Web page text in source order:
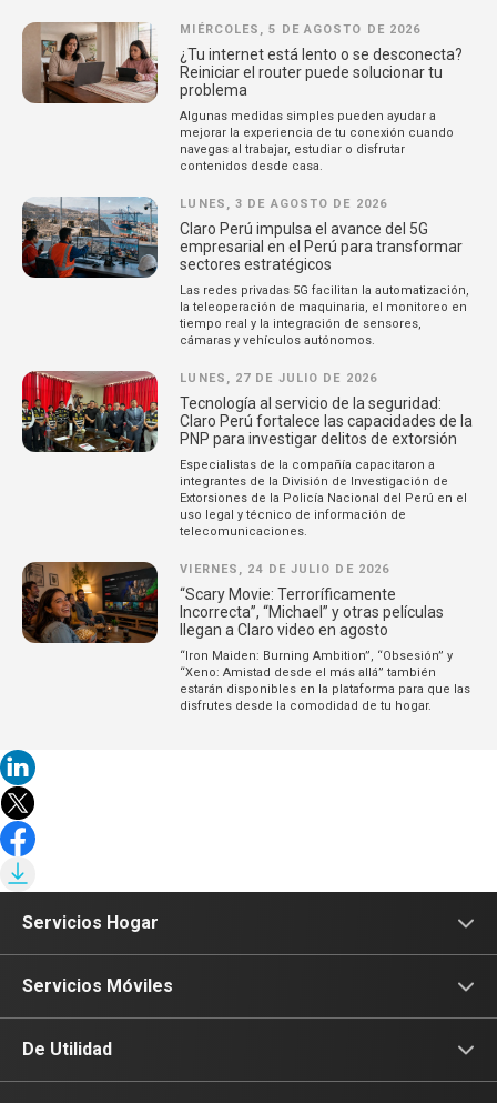
MIÉRCOLES, 5 DE AGOSTO DE 2026
¿Tu internet está lento o se desconecta?
Reiniciar el router puede solucionar tu
problema
Algunas medidas simples pueden ayudar a
mejorar la experiencia de tu conexión cuando
navegas al trabajar, estudiar o disfrutar
contenidos desde casa.
LUNES, 3 DE AGOSTO DE 2026
Claro Perú impulsa el avance del 5G
empresarial en el Perú para transformar
sectores estratégicos
Las redes privadas 5G facilitan la automatización,
la teleoperación de maquinaria, el monitoreo en
tiempo real y la integración de sensores,
cámaras y vehículos autónomos.
LUNES, 27 DE JULIO DE 2026
Tecnología al servicio de la seguridad:
Claro Perú fortalece las capacidades de la
PNP para investigar delitos de extorsión
Especialistas de la compañía capacitaron a
integrantes de la División de Investigación de
Extorsiones de la Policía Nacional del Perú en el
uso legal y técnico de información de
telecomunicaciones.
VIERNES, 24 DE JULIO DE 2026
“Scary Movie: Terroríficamente
Incorrecta”, “Michael” y otras películas
llegan a Claro video en agosto
“Iron Maiden: Burning Ambition”, “Obsesión” y
“Xeno: Amistad desde el más allá” también
estarán disponibles en la plataforma para que las
disfrutes desde la comodidad de tu hogar.
Servicios Hogar
Internet
Fibra Óptica
Servicios Móviles
Prepago
De Utilidad